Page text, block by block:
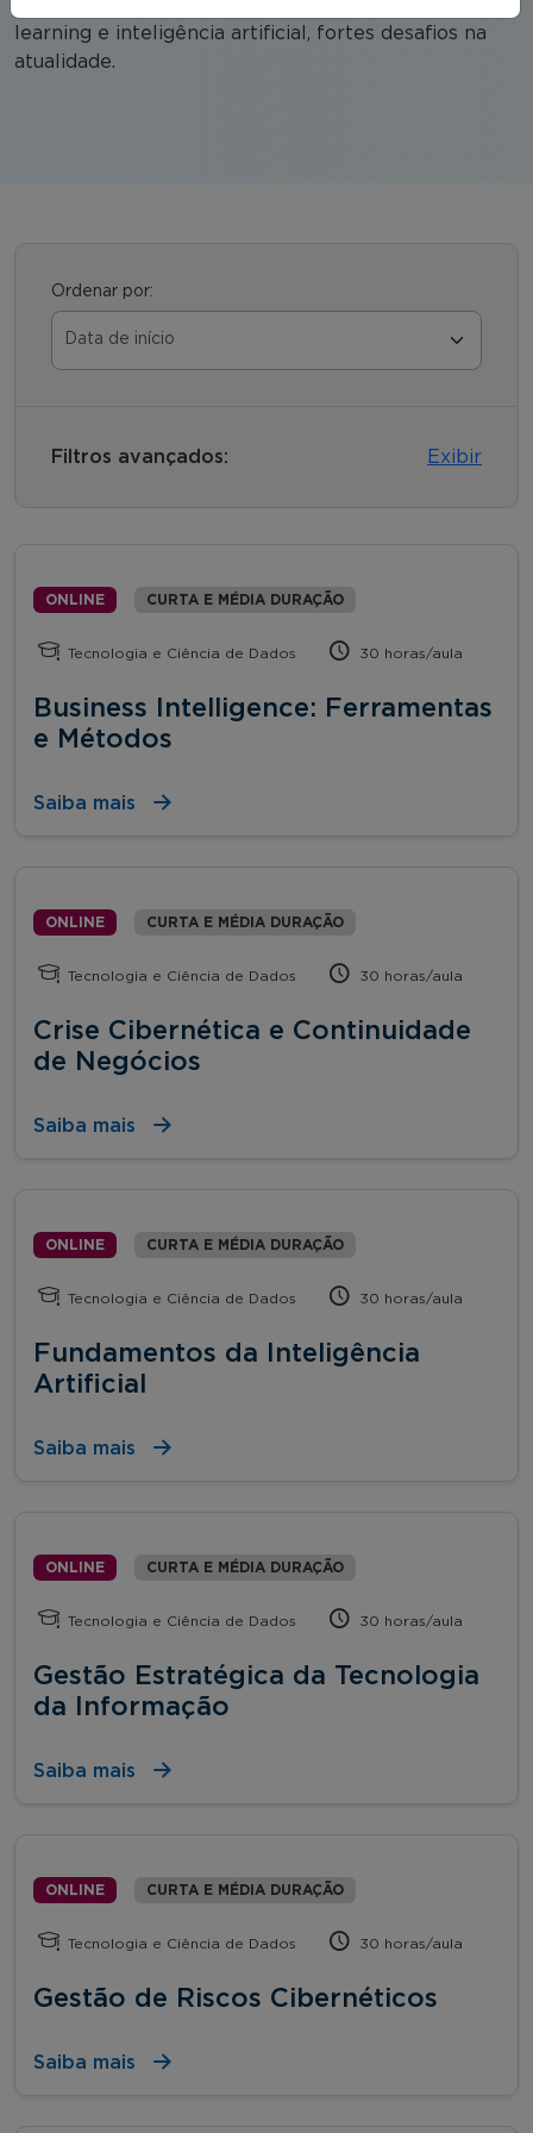
learning e inteligência artificial, fortes desafios na
atualidade.
Ordenar por:
Filtros avançados: Exibir
ONLINE CURTA E MÉDIA DURAÇÃO
Tecnologia e Ciência de Dados 30 horas/aula
Business Intelligence: Ferramentas
e Métodos
Saiba mais
ONLINE CURTA E MÉDIA DURAÇÃO
Tecnologia e Ciência de Dados 30 horas/aula
Crise Cibernética e Continuidade
de Negócios
Saiba mais
ONLINE CURTA E MÉDIA DURAÇÃO
Tecnologia e Ciência de Dados 30 horas/aula
Fundamentos da Inteligência
Artificial
Saiba mais
ONLINE CURTA E MÉDIA DURAÇÃO
Tecnologia e Ciência de Dados 30 horas/aula
Gestão Estratégica da Tecnologia
da Informação
Saiba mais
ONLINE CURTA E MÉDIA DURAÇÃO
Tecnologia e Ciência de Dados 30 horas/aula
Gestão de Riscos Cibernéticos
Saiba mais